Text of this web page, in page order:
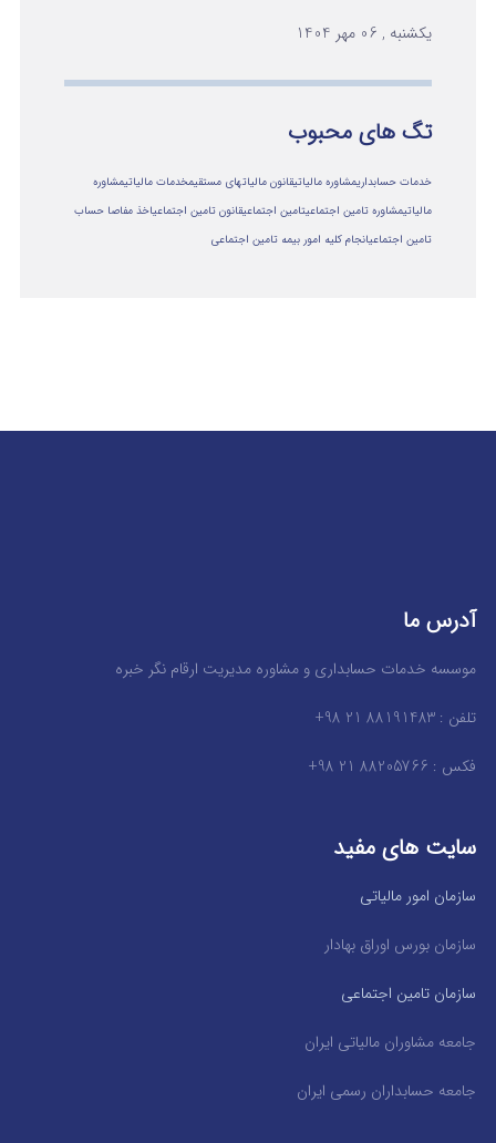
یکشنبه , 06 مهر 1404
تگ های محبوب
خدمات حسابداریمشاوره مالیاتیقانون مالیاتهای مستقیمخدمات مالیاتیمشاوره
مالياتيمشاوره تامین اجتماعیتامین اجتماعیقانون تامین اجتماعیاخذ مفاصا حساب
تامین اجتماعیانجام کلیه امور بیمه تامین اجتماعی
آدرس ما
موسسه خدمات حسابداری و مشاوره مدیریت ارقام نگر خبره
تلفن : 88191483 21 98+
فکس : 88205766 21 98+
سایت های مفید
سازمان امور مالیاتی
سازمان بورس اوراق بهادار
سازمان تامین اجتماعی
جامعه مشاوران مالیاتی ایران
جامعه حسابداران رسمی ایران